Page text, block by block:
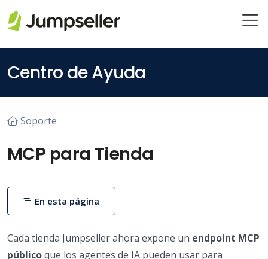
Centro de Ayuda
Soporte
MCP para Tienda
Cada tienda Jumpseller ahora expone un endpoint MCP
públicoque los agentes de IA pueden usar para
En esta página